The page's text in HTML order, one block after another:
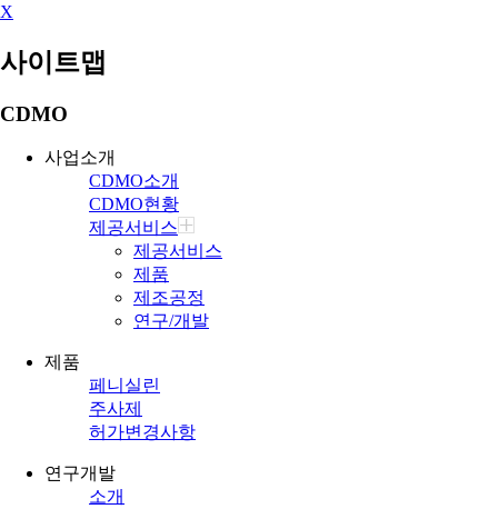
X
사이트맵
CDMO
사업소개
CDMO소개
CDMO현황
제공서비스
제공서비스
제품
제조공정
연구/개발
제품
페니실린
주사제
허가변경사항
연구개발
소개